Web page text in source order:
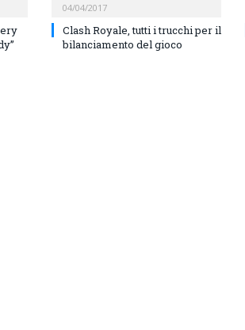
04/04/2017
Clash Royale, tutti i trucchi per il
bilanciamento del gioco